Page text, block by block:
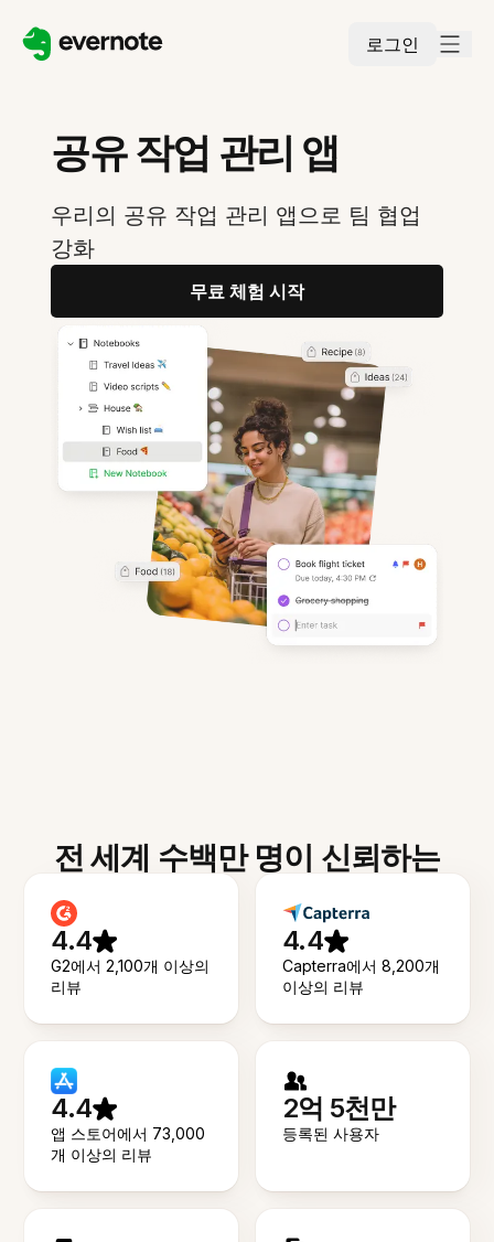
로그인
공유 작업 관리 앱
우리의 공유 작업 관리 앱으로 팀 협업
강화
무료 체험 시작
전 세계 수백만 명이 신뢰하는
4.4
G2에서 2,100개 이상의
리뷰
4.4
Capterra에서 8,200개
이상의 리뷰
4.4
앱 스토어에서 73,000
개 이상의 리뷰
2억 5천만
등록된 사용자